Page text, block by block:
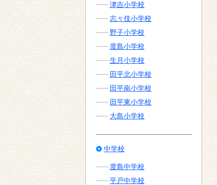
津吉小学校
志々伎小学校
野子小学校
度島小学校
生月小学校
田平北小学校
田平南小学校
田平東小学校
大島小学校
中学校
度島中学校
平戸中学校